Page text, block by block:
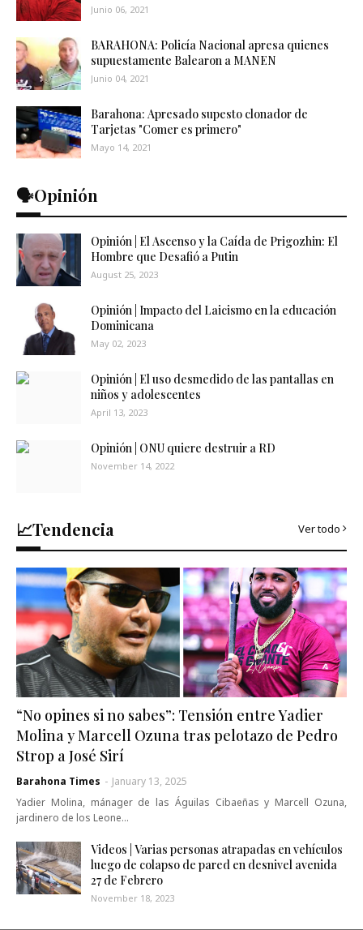
Junio 06, 2021
BARAHONA: Policía Nacional apresa quienes
supuestamente Balearon a MANEN
Junio 04, 2021
Barahona: Apresado supesto clonador de
Tarjetas "Comer es primero"
Mayo 14, 2021
🗣️Opinión
Opinión | El Ascenso y la Caída de Prigozhin: El
Hombre que Desafió a Putin
August 25, 2023
Opinión | Impacto del Laicismo en la educación
Dominicana
May 02, 2023
Opinión | El uso desmedido de las pantallas en
niños y adolescentes
April 13, 2023
Opinión | ONU quiere destruir a RD
November 14, 2022
📈Tendencia Ver todo
“No opines si no sabes”: Tensión entre Yadier
Molina y Marcell Ozuna tras pelotazo de Pedro
Strop a José Sirí
Barahona Times - January 13, 2025
Yadier Molina, mánager de las Águilas Cibaeñas y Marcell Ozuna,
jardinero de los Leone…
Videos | Varias personas atrapadas en vehículos
luego de colapso de pared en desnivel avenida
27 de Febrero
November 18, 2023